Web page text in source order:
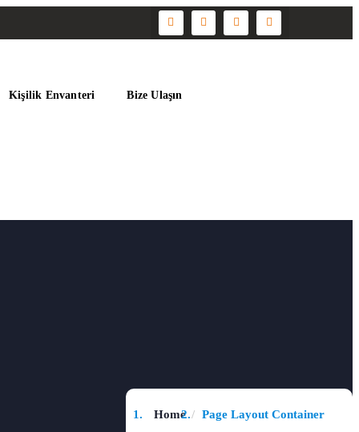
Kişilik Envanteri Bize Ulaşın
Home Page Layout Container